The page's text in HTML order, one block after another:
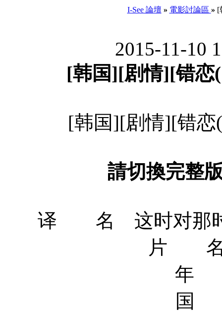
I-See 論壇 » 電影討論區 » [
2015-11-10
[韩国][剧情][错
[韩国][剧情][错
請切換完整
译 名 这时对那时
片 名
年
国